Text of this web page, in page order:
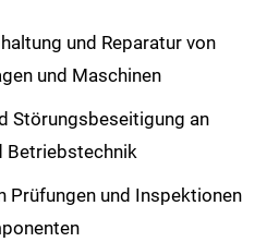
und Reparatur von
und Maschinen
Störungsbeseitigung an
Betriebstechnik
Prüfungen und Inspektionen